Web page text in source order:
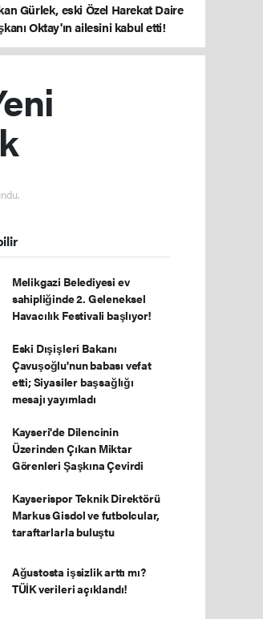
Gürlek, eski Özel Harekat Daire
Oktay'ın ailesini kabul etti!
Melikgazi Belediyesi ev
sahipliğinde 2. Geleneksel
Havacılık Festivali başlıyor!
Eski Dışişleri Bakanı
Çavuşoğlu'nun babası vefat
etti; Siyasiler başsağlığı
mesajı yayımladı
Kayseri'de Dilencinin
Üzerinden Çıkan Miktar
Görenleri Şaşkına Çevirdi
Kayserispor Teknik Direktörü
Markus Gisdol ve futbolcular,
taraftarlarla buluştu
Ağustosta işsizlik arttı mı?
TÜİK verileri açıklandı!